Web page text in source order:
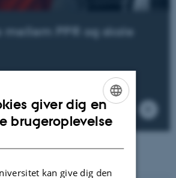
mellem PPR og skole
21
ENGLISH
giver dig en
brugeroplevelse
kan give dig den